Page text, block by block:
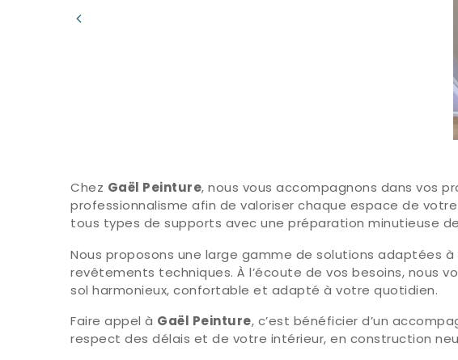
Chez Gaël Peinture, nous vous accompagnons dans vos
professionnalisme afin de valoriser chaque espace de
tous types de supports avec une préparation minutieuse
Nous proposons une large gamme de solutions adaptées
revêtements techniques. À l’écoute de vos besoins, nous
sol harmonieux, confortable et adapté à votre quotidien.
Faire appel à Gaël Peinture, c’est bénéficier d’un
respect des délais et de votre intérieur, en construction